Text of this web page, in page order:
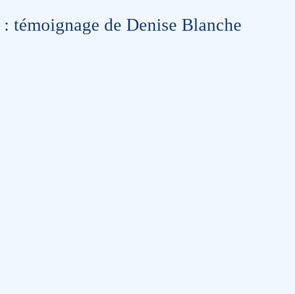
témoignage de Denise Blanche